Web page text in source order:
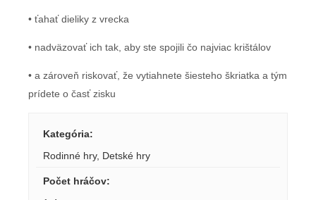
• ťahať dieliky z vrecka
• nadväzovať ich tak, aby ste spojili čo najviac krištálov
• a zároveň riskovať, že vytiahnete šiesteho škriatka a tým
prídete o časť zisku
Kategória:
Rodinné hry, Detské hry
Počet hráčov: